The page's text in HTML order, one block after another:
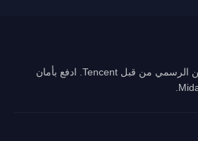
Midasbuy هو متجر الشحن الرسمي من قبل Tencent. ادفع بأمان